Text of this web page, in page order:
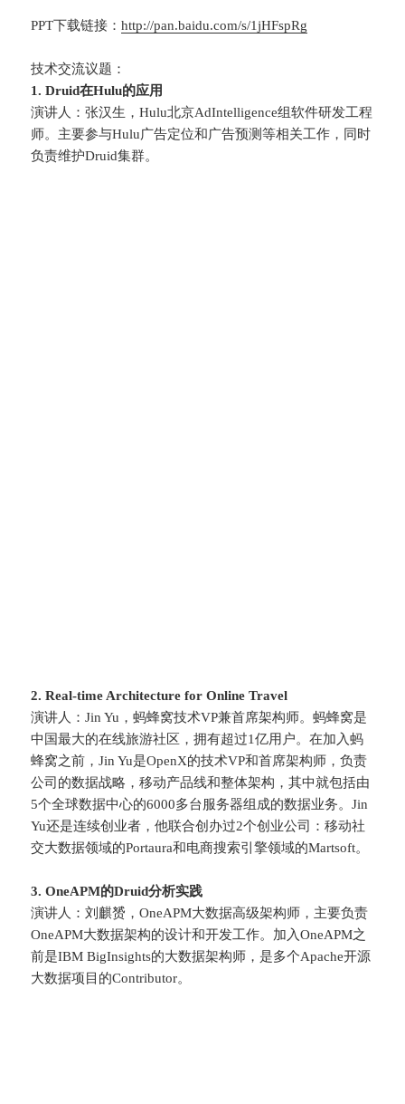
PPT下载链接：http://pan.baidu.com/s/1jHFspRg
技术交流议题：
1. Druid在Hulu的应用
演讲人：张汉生，Hulu北京AdIntelligence组软件研发工程
师。主要参与Hulu广告定位和广告预测等相关工作，同时
负责维护Druid集群。
2. Real-time Architecture for Online Travel
演讲人：Jin Yu，蚂蜂窝技术VP兼首席架构师。蚂蜂窝是
中国最大的在线旅游社区，拥有超过1亿用户。在加入蚂
蜂窝之前，Jin Yu是OpenX的技术VP和首席架构师，负责
公司的数据战略，移动产品线和整体架构，其中就包括由
5个全球数据中心的6000多台服务器组成的数据业务。Jin
Yu还是连续创业者，他联合创办过2个创业公司：移动社
交大数据领域的Portaura和电商搜索引擎领域的Martsoft。
3. OneAPM的Druid分析实践
演讲人：刘麒赟，OneAPM大数据高级架构师，主要负责
OneAPM大数据架构的设计和开发工作。加入OneAPM之
前是IBM BigInsights的大数据架构师，是多个Apache开源
大数据项目的Contributor。